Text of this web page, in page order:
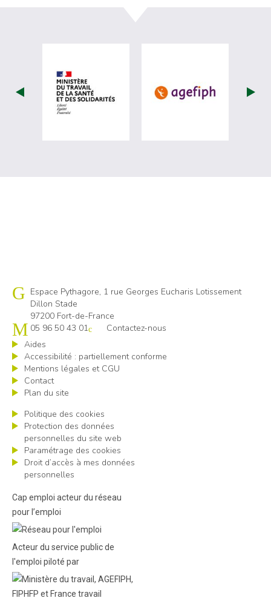
visiter les site de Ministère du travail
visiter les
Cap emploi 972
Espace Pythagore, 1 rue Georges Eucharis Lotissement
Dillon Stade
97200 Fort-de-France
05 96 50 43 01
Contactez-nous
Aides
Accessibilité : partiellement conforme
Mentions légales et CGU
Contact
Plan du site
Politique des cookies
Protection des données
personnelles du site web
Paramétrage des cookies
Droit d’accès à mes données
personnelles
Cap emploi acteur du réseau
pour l’emploi
Acteur du service public de
l'emploi piloté par